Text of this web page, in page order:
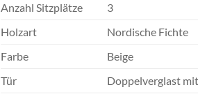
Anzahl Sitzplätze
3
Holzart
Nordische Fichte
Farbe
Beige
Tür
Doppelverglast